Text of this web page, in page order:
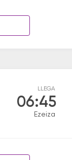
LLEGA
06:45
Ezeiza